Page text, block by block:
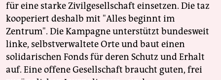
für eine starke Zivilgesellschaft einsetzen. Die taz
kooperiert deshalb mit "Alles beginnt im
Zentrum". Die Kampagne unterstützt bundesweit
linke, selbstverwaltete Orte und baut einen
solidarischen Fonds für deren Schutz und Erhalt
auf. Eine offene Gesellschaft braucht guten, frei